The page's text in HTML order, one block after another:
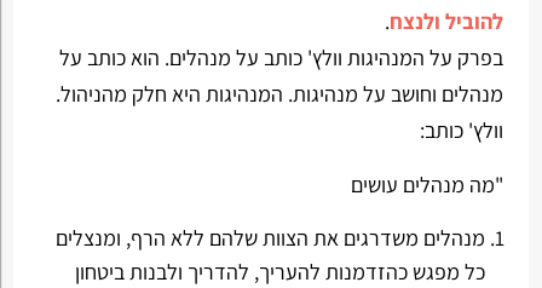
להוביל ולנצח.
בפרק על המנהיגות וולץ' כותב על מנהלים. הוא כותב על
מנהלים וחושב על מנהיגות. המנהיגות היא חלק מהניהול.
וולץ' כותב:
"מה מנהלים עושים
מנהלים משדרגים את הצוות שלהם ללא הרף, ומנצלים
כל מפגש כהזדמנות להעריך, להדריך ולבנות ביטחון